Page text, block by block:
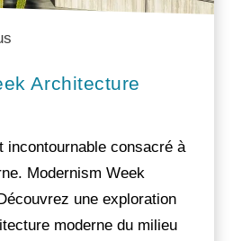
Architecture
incontournable consacré à
Modernism Week
une exploration
moderne du milieu